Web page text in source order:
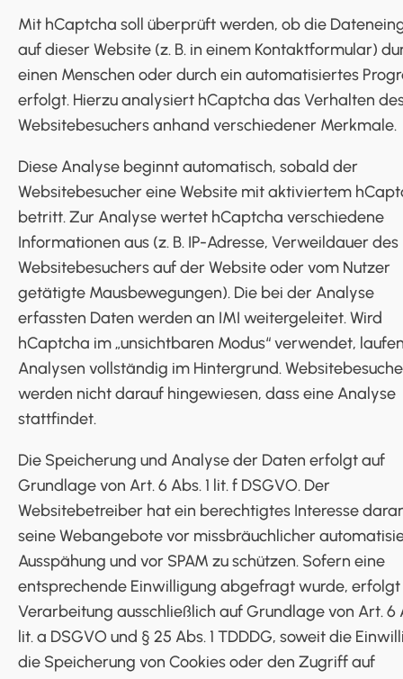
Mit hCaptcha soll überprüft werden, ob die
auf dieser Website (z. B. in einem Kontaktformular)
einen Menschen oder durch ein automatisiertes
erfolgt. Hierzu analysiert hCaptcha das Verhalten
Websitebesuchers anhand verschiedener Merkmale.
Diese Analyse beginnt automatisch, sobald der
Websitebesucher eine Website mit aktiviertem
betritt. Zur Analyse wertet hCaptcha verschiedene
Informationen aus (z. B. IP-Adresse, Verweildauer des
Websitebesuchers auf der Website oder vom Nutzer
getätigte Mausbewegungen). Die bei der Analyse
erfassten Daten werden an IMI weitergeleitet. Wird
hCaptcha im „unsichtbaren Modus“ verwendet,
Analysen vollständig im Hintergrund.
werden nicht darauf hingewiesen, dass eine Analyse
stattfindet.
Die Speicherung und Analyse der Daten erfolgt auf
Grundlage von Art. 6 Abs. 1 lit. f DSGVO. Der
Websitebetreiber hat ein berechtigtes Interesse
seine Webangebote vor missbräuchlicher
Ausspähung und vor SPAM zu schützen. Sofern eine
entsprechende Einwilligung abgefragt wurde,
Verarbeitung ausschließlich auf Grundlage von Art. 6
lit. a DSGVO und § 25 Abs. 1 TDDDG, soweit die
die Speicherung von Cookies oder den Zugriff auf